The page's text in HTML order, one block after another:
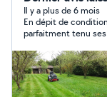
Il y a plus de 6 mois
En dépit de
parfaitment tenu
je le solliciterai à
verts. Compte tenu
rendu, j'ai été au
prestation.